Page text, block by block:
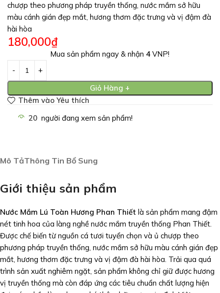
chượp theo phương pháp truyền thống, nước mắm sở hữu
màu cánh gián đẹp mắt, hương thơm đặc trưng và vị đậm đà
hài hòa
180,000₫
Mua sản phẩm ngay & nhận 4 VNP!
Giỏ Hàng +
Thêm vào Yêu thích
20 người đang xem sản phẩm!
Mô TảThông Tin Bổ Sung
Giới thiệu sản phẩm
Nước Mắm Lú Toàn Hương Phan Thiết là sản phẩm mang đậm
nét tinh hoa của làng nghề nước mắm truyền thống Phan Thiết.
Được chế biến từ nguồn cá tươi tuyển chọn và ủ chượp theo
phương pháp truyền thống, nước mắm sở hữu màu cánh gián đẹp
mắt, hương thơm đặc trưng và vị đậm đà hài hòa. Trải qua quá
trình sản xuất nghiêm ngặt, sản phẩm không chỉ giữ được hương
vị truyền thống mà còn đáp ứng các tiêu chuẩn chất lượng hiện